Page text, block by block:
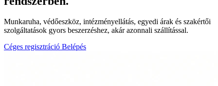
Munkaruha, védőeszköz, intézményellátás, egyedi árak és szakértői
szolgáltatások gyors beszerzéshez, akár azonnali szállítással.
Céges regisztráció Belépés